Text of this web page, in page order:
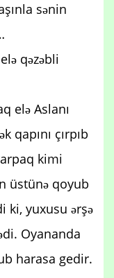
sənin
qəzəbli
elə Aslanı
qapını çırpıb
kimi
üstünə qoyub
ki, yuxusu ərşə
Oyananda
harasa gedir.